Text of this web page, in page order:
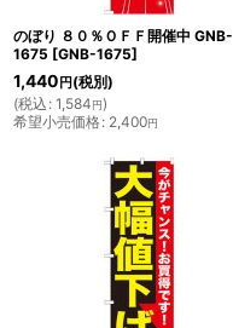
のぼり ８０％ＯＦＦ開催中 GNB-
1675 [GNB-1675]
1,440 円 (税別)
(税込 : 1,584円)
希望小売価格: 2,400円